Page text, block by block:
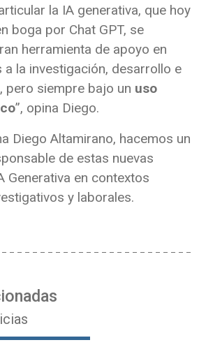
la IA generativa, que hoy
boga por Chat GPT, se
herramienta de apoyo en
la investigación, desarrollo e
pero siempre bajo un uso
”, opina Diego.
Diego Altamirano, hacemos un
de estas nuevas
Generativa en contextos
y laborales.